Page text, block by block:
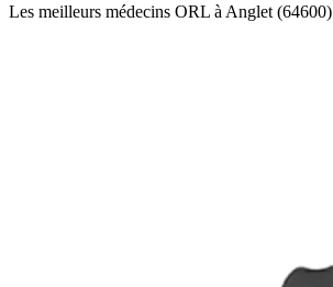
Les meilleurs médecins ORL à Anglet (64600)